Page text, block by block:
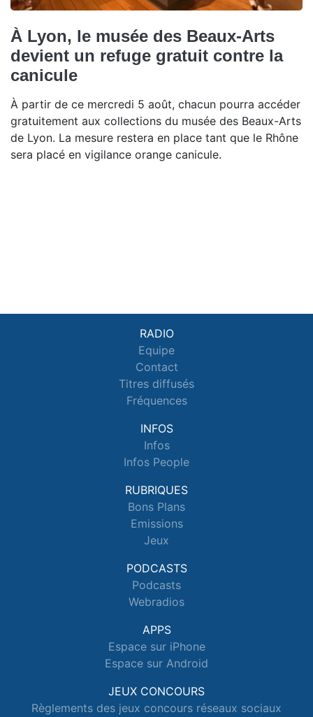
À Lyon, le musée des Beaux-Arts
devient un refuge gratuit contre la
canicule
À partir de ce mercredi 5 août, chacun pourra accéder
gratuitement aux collections du musée des Beaux-Arts
de Lyon. La mesure restera en place tant que le Rhône
sera placé en vigilance orange canicule.
RADIO
Equipe
Contact
Titres diffusés
Fréquences
INFOS
Infos
Infos People
RUBRIQUES
Bons Plans
Emissions
Jeux
PODCASTS
Podcasts
Webradios
APPS
Espace sur iPhone
Espace sur Android
JEUX CONCOURS
Règlements des jeux concours réseaux sociaux